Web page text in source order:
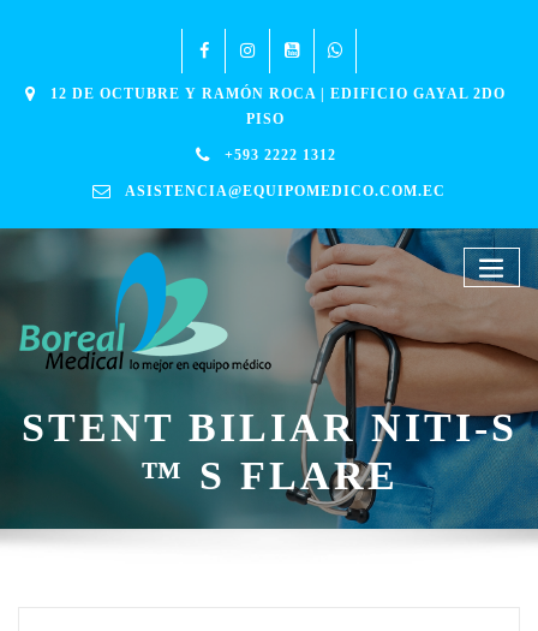
12 DE OCTUBRE Y RAMÓN ROCA | EDIFICIO GAYAL 2DO
PISO
+593 2222 1312
ASISTENCIA@EQUIPOMEDICO.COM.EC
STENT BILIAR NITI-S
™ S FLARE